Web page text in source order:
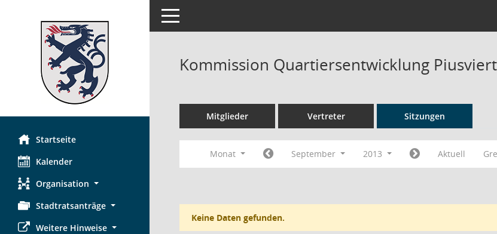
Startseite
Kalender
Organisation
Stadtratsanträge
Weitere Hinweise
Toggle navigation
Kommission Quartiersentwicklung
Mitglieder Vertreter Sitzungen
Monat September 2013 Aktuell
Keine Daten gefunden.